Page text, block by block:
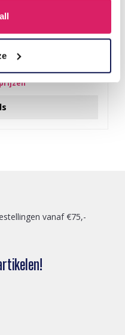
Glass Beads 4.5x3.5cm
vanaf €75,-